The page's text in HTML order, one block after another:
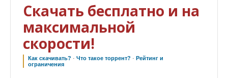
Скачать бесплатно и на
максимальной
скорости!
Как скачивать? ·Что такое торрент? · Рейтинг и
ограничения